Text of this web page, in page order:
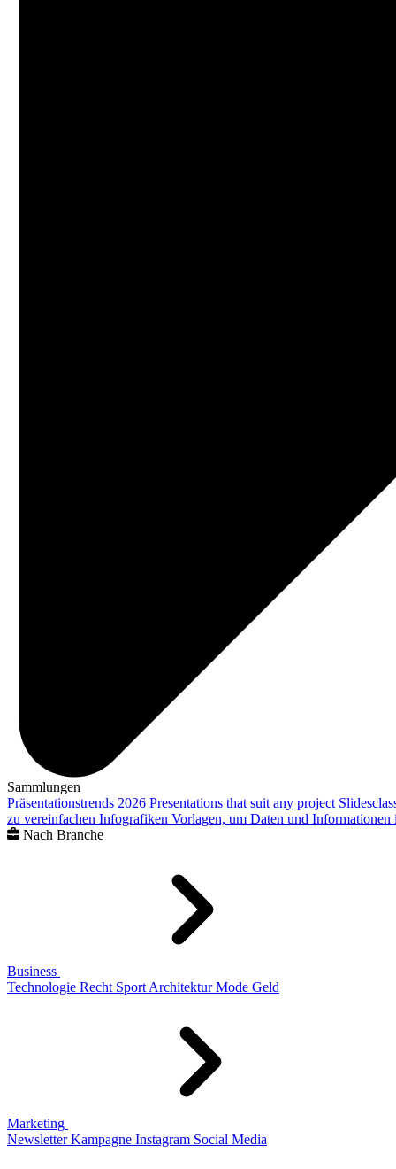
Sammlungen
Präsentationstrends 2026 Presentations that suit any project
zu vereinfachen Infografiken Vorlagen, um Daten und
Nach Branche
Business
Technologie Recht Sport Architektur Mode Geld
Marketing
Newsletter Kampagne Instagram Social Media